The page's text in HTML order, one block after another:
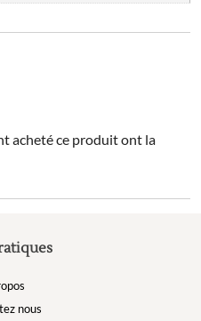
acheté ce produit ont la
nous